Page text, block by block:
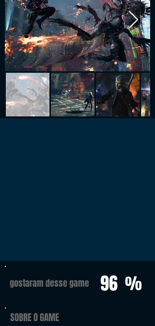
gostaram desse game 96 %
SOBRE O GAME